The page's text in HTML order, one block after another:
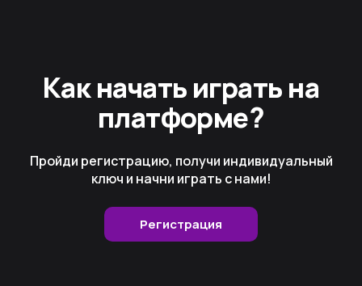
Как начать играть на
платформе?
Пройди регистрацию, получи индивидуальный
ключ и начни играть с нами!
Регистрация